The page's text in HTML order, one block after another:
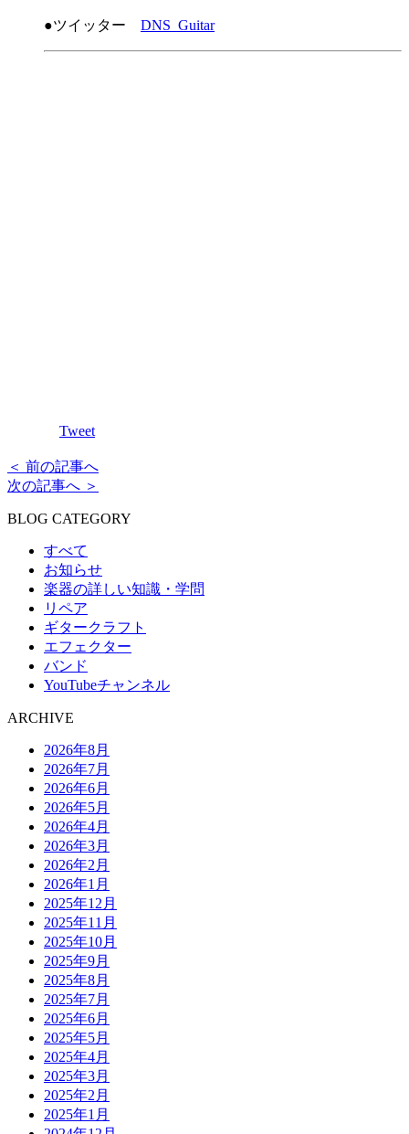
●ツイッター DNS_Guitar
Tweet
＜ 前の記事へ
次の記事へ ＞
BLOG CATEGORY
すべて
お知らせ
楽器の詳しい知識・学問
リペア
ギタークラフト
エフェクター
バンド
YouTubeチャンネル
ARCHIVE
2026年8月
2026年7月
2026年6月
2026年5月
2026年4月
2026年3月
2026年2月
2026年1月
2025年12月
2025年11月
2025年10月
2025年9月
2025年8月
2025年7月
2025年6月
2025年5月
2025年4月
2025年3月
2025年2月
2025年1月